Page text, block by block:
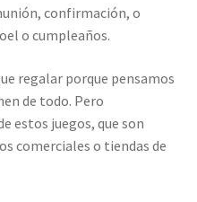
confirmación, o
o cumpleaños.
regalar porque pensamos
de todo. Pero
estos juegos, que son
comerciales o tiendas de